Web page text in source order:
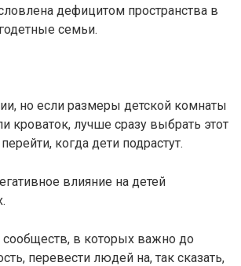
дефицитом пространства в
семьи.
но если размеры детской комнаты
кроваток, лучше сразу выбрать этот
когда дети подрастут.
влияние на детей
в которых важно до
перевести людей на, так сказать,